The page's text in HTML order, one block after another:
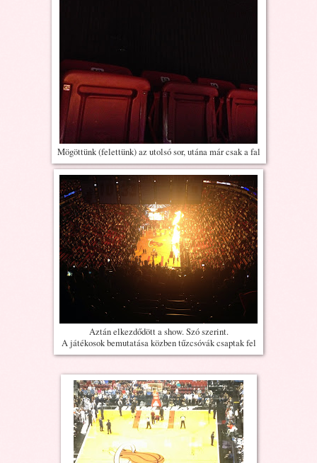
Mögöttünk (felettünk) az utolsó sor, utána már csak a fal
Aztán elkezdődött a show. Szó szerint.
A játékosok bemutatása közben tűzcsóvák csaptak fel